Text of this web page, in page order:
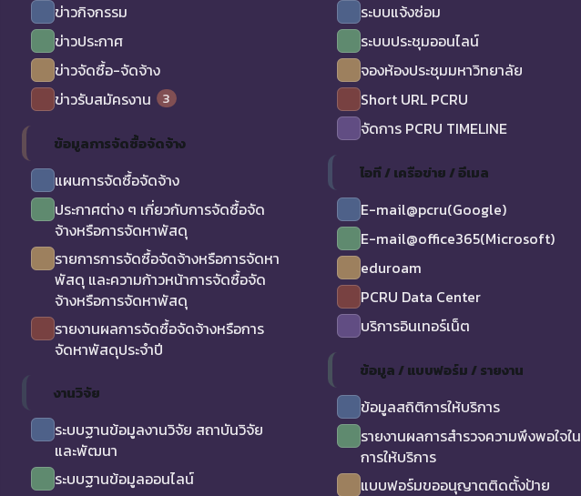
ข่าวกิจกรรม
ข่าวประกาศ
ข่าวจัดซื้อ-จัดจ้าง
ข่าวรับสมัครงาน
3
ข้อมูลการจัดซื้อจัดจ้าง
แผนการจัดซื้อจัดจ้าง
ประกาศต่าง ๆ เกี่ยวกับการจัดซื้อจัด
จ้างหรือการจัดหาพัสดุ
รายการการจัดซื้อจัดจ้างหรือการจัดหา
พัสดุ และความก้าวหน้าการจัดซื้อจัด
จ้างหรือการจัดหาพัสดุ
รายงานผลการจัดซื้อจัดจ้างหรือการ
จัดหาพัสดุประจำปี
งานวิจัย
ระบบฐานข้อมูลงานวิจัย สถาบันวิจัย
และพัฒนา
ระบบฐานข้อมูลออนไลน์
ระบบแจ้งซ่อม
ระบบประชุมออนไลน์
จองห้องประชุมมหาวิทยาลัย
Short URL PCRU
จัดการ PCRU TIMELINE
ไอที / เครือข่าย / อีเมล
E-mail@pcru(Google)
E-mail@office365(Microsoft)
eduroam
PCRU Data Center
บริการอินเทอร์เน็ต
ข้อมูล / แบบฟอร์ม / รายงาน
ข้อมูลสถิติการให้บริการ
รายงานผลการสำรวจความพึงพอใจใน
การให้บริการ
แบบฟอร์มขออนุญาตติดตั้งป้าย